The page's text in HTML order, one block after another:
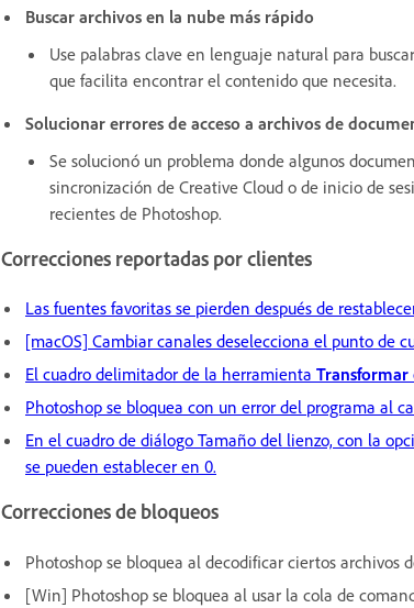
Buscar archivos en la nube más rápido
Use palabras clave en lenguaje natural para
que facilita encontrar el contenido que necesita.
Solucionar errores de acceso a archivos de
Se solucionó un problema donde algunos
sincronización de Creative Cloud o de inicio de
recientes de Photoshop.
Correcciones reportadas por clientes
Las fuentes favoritas se pierden después de
[macOS] Cambiar canales deselecciona el punto de
El cuadro delimitador de la herramienta Transformar
Photoshop se bloquea con un error del programa al
En el cuadro de diálogo Tamaño del lienzo, con la
se pueden establecer en 0.
Correcciones de bloqueos
Photoshop se bloquea al decodificar ciertos archivos
[Win] Photoshop se bloquea al usar la cola de